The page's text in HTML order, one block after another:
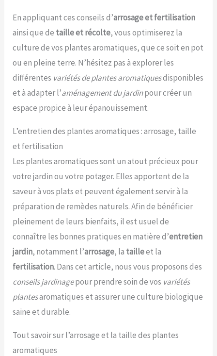
En appliquant ces conseils d’arrosage et fertilisation
ainsi que de taille et récolte, vous optimiserez la
culture de vos plantes aromatiques, que ce soit en pot
ou en pleine terre. N’hésitez pas à explorer les
différentes variétés de plantes aromatiquesdisponibles
et à adapter l’aménagement du jardinpour créer un
espace propice à leur épanouissement.
L’entretien des plantes aromatiques : arrosage, taille
et fertilisation
Les plantes aromatiques sont un atout précieux pour
votre jardin ou votre potager. Elles apportent de la
saveur à vos plats et peuvent également servir à la
préparation de remèdes naturels. Afin de bénéficier
pleinement de leurs bienfaits, il est usuel de
connaître les bonnes pratiques en matière d’entretien
jardin, notamment l’arrosage, la tailleet la
fertilisation. Dans cet article, nous vous proposons des
conseils jardinagepour prendre soin de vos variétés
plantesaromatiques et assurer une culture biologique
saine et durable.
Tout savoir sur l’arrosage et la taille des plantes
aromatiques